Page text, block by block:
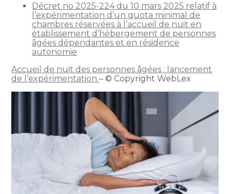
Décret no 2025-224 du 10 mars 2025 relatif à
l’expérimentation d’un quota minimal de
chambres réservées à l’accueil de nuit en
établissement d’hébergement de personnes
âgées dépendantes et en résidence
autonomie
Accueil de nuit des personnes âgées : lancement
de l’expérimentation– © Copyright WebLex